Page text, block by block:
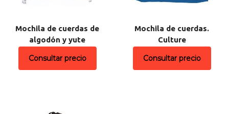
Mochila de cuerdas de
algodón y yute
Consultar precio
Mochila de cuerdas.
Culture
Consultar precio